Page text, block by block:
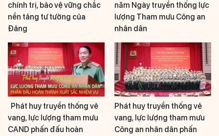
chính trị, bảo vệ vững chắc
nền tảng tư tưởng của
Đảng
năm Ngày truyền thống lực
lượng Tham mưu Công an
nhân dân
Phát huy truyền thống vẻ
vang, lực lượng tham mưu
CAND phấn đấu hoàn
Phát huy truyền thống vẻ
vang, lực lượng tham mưu
Công an nhân dân phấn